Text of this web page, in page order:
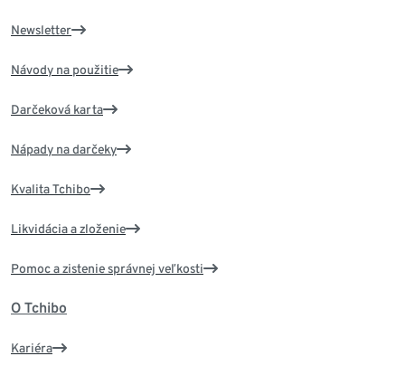
Newsletter
Návody na použitie
Darčeková karta
Nápady na darčeky
Kvalita Tchibo
Likvidácia a zloženie
Pomoc a zistenie správnej veľkosti
O Tchibo
Kariéra